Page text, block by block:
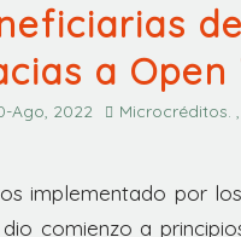
a Open
Ago, 2022 Microcréditos.
implementado por
comienzo a